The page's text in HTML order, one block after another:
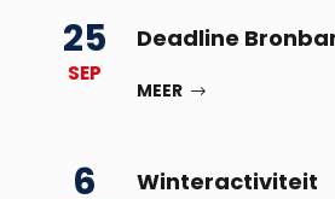
25
SEP
Deadline
MEER
6 Winteractiviteit